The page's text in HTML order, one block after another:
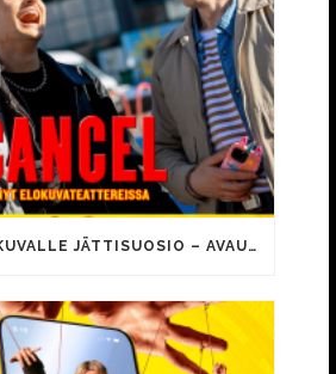
CANCEL-ELOKUVALLE JÄTTISUOSIO – AVAUSPÄIVÄNÄ JO 15 492 KATSOJAA!